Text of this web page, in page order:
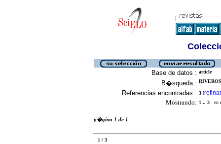
Base de datos : article
B�squeda :
Referencias encontradas : 3 [refinar
Mostrando: 1 .. 3 en
p�gina 1 de 1
1 / 3